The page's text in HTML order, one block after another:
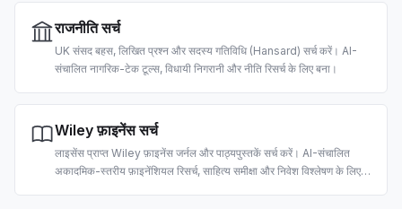
राजनीति सर्च
UK संसद बहस, लिखित प्रश्न और सदस्य गतिविधि (Hansard) सर्च करें। AI-
संचालित नागरिक-टेक टूल्स, विधायी निगरानी और नीति रिसर्च के लिए बना।
Wiley फ़ाइनेंस सर्च
लाइसेंस प्राप्त Wiley फ़ाइनेंस जर्नल और पाठ्यपुस्तकें सर्च करें। AI-संचालित
अकादमिक-स्तरीय फ़ाइनेंशियल रिसर्च, साहित्य समीक्षा और निवेश विश्लेषण के लिए